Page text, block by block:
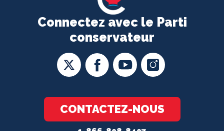
Connectez avec le Parti
conservateur
CONTACTEZ-NOUS